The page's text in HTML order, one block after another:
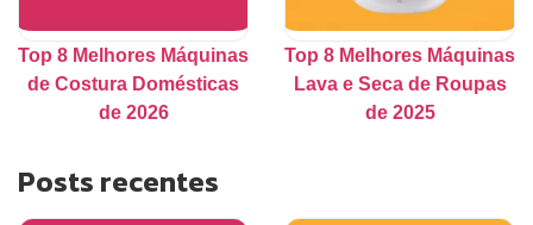
Top 8 Melhores Máquinas
de Costura Domésticas
de 2026
Top 8 Melhores Máquinas
Lava e Seca de Roupas
de 2025
Posts recentes